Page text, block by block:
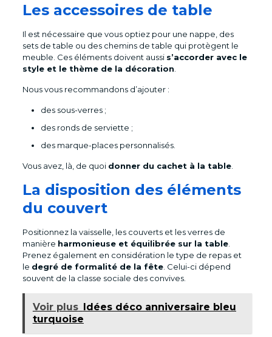
Les accessoires de table
Il est nécessaire que vous optiez pour une nappe, des
sets de table ou des chemins de table qui protègent le
meuble. Ces éléments doivent aussi s’accorder avec le
style et le thème de la décoration
Nous vous recommandons d’ajouter :
des sous-verres ;
des ronds de serviette ;
des marque-places personnalisés.
Vous avez, là, de quoi donner du cachet à la table.
La disposition des éléments
du couvert
Positionnez la vaisselle, les couverts et les verres de
manière harmonieuse et équilibrée sur la table.
Prenez également en considération le type de repas et
le degré de formalité de la fête. Celui-ci dépend
souvent de la classe sociale des convives.
Voir plus Idées déco anniversaire bleu
turquoise